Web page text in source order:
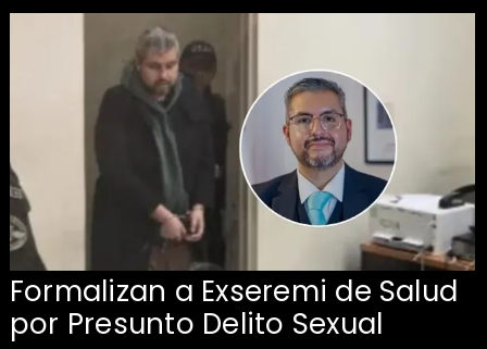
Formalizan a Exseremi de Salud
por Presunto Delito Sexual